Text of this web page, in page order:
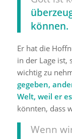
können.
Er hat die
in der Lage ist,
wichtig zu
gegeben,
Welt, weil er
könnten, dass
Wenn